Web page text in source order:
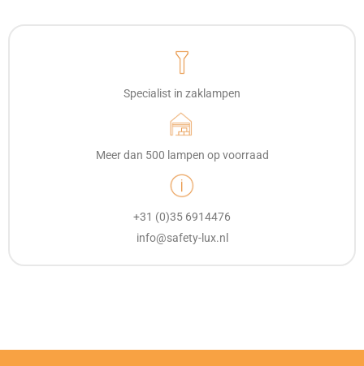
Specialist in zaklampen
Meer dan 500 lampen op voorraad
+31 (0)35 6914476
info@safety-lux.nl